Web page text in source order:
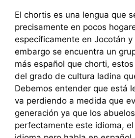
El chortis es una lengua que
precisamente en pocos
específicamente en Jocotán y
embargo se encuentra un
más español que chorti,
del grado de cultura ladina
Debemos entender que está
va perdiendo a medida que
generación ya que los
perfectamente este idioma,